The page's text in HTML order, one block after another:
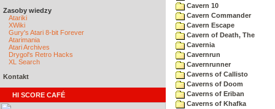
Zasoby wiedzy
Atariki
XWiki
Gury's Atari 8-bit Forever
Atarimania
Atari Archives
Drygol's Retro Hacks
XL Search
Kontakt
HI SCORE CAFÉ
Cavern 10
Cavern Commander
Cavern Escape
Cavern of Death, The
Cavernia
Cavernrun
Cavernrunner
Caverns of Callisto
Caverns of Doom
Caverns of Eriban
Caverns of Khafka